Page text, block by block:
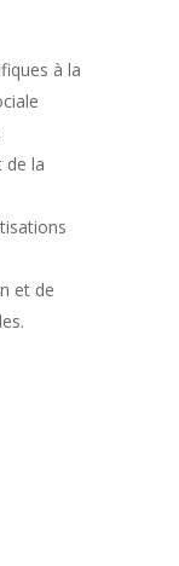
à la
de la
et de